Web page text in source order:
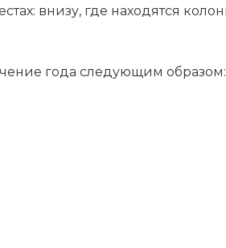
внизу, где находятся
года следующим образом: